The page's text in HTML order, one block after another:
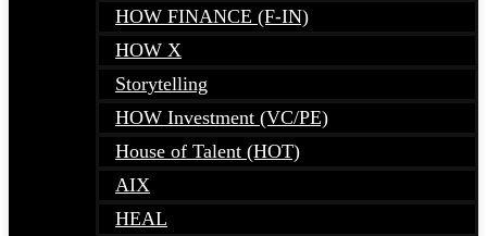
HOW FINANCE (F-IN)
HOW X
Storytelling
HOW Investment (VC/PE)
House of Talent (HOT)
AIX
HEAL